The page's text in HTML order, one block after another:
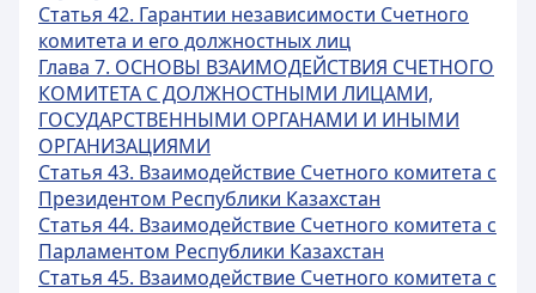
Статья 42. Гарантии независимости Счетного
комитета и его должностных лиц
Глава 7. ОСНОВЫ ВЗАИМОДЕЙСТВИЯ СЧЕТНОГО
КОМИТЕТА С ДОЛЖНОСТНЫМИ ЛИЦАМИ,
ГОСУДАРСТВЕННЫМИ ОРГАНАМИ И ИНЫМИ
ОРГАНИЗАЦИЯМИ
Статья 43. Взаимодействие Счетного комитета с
Президентом Республики Казахстан
Статья 44. Взаимодействие Счетного комитета с
Парламентом Республики Казахстан
Статья 45. Взаимодействие Счетного комитета с